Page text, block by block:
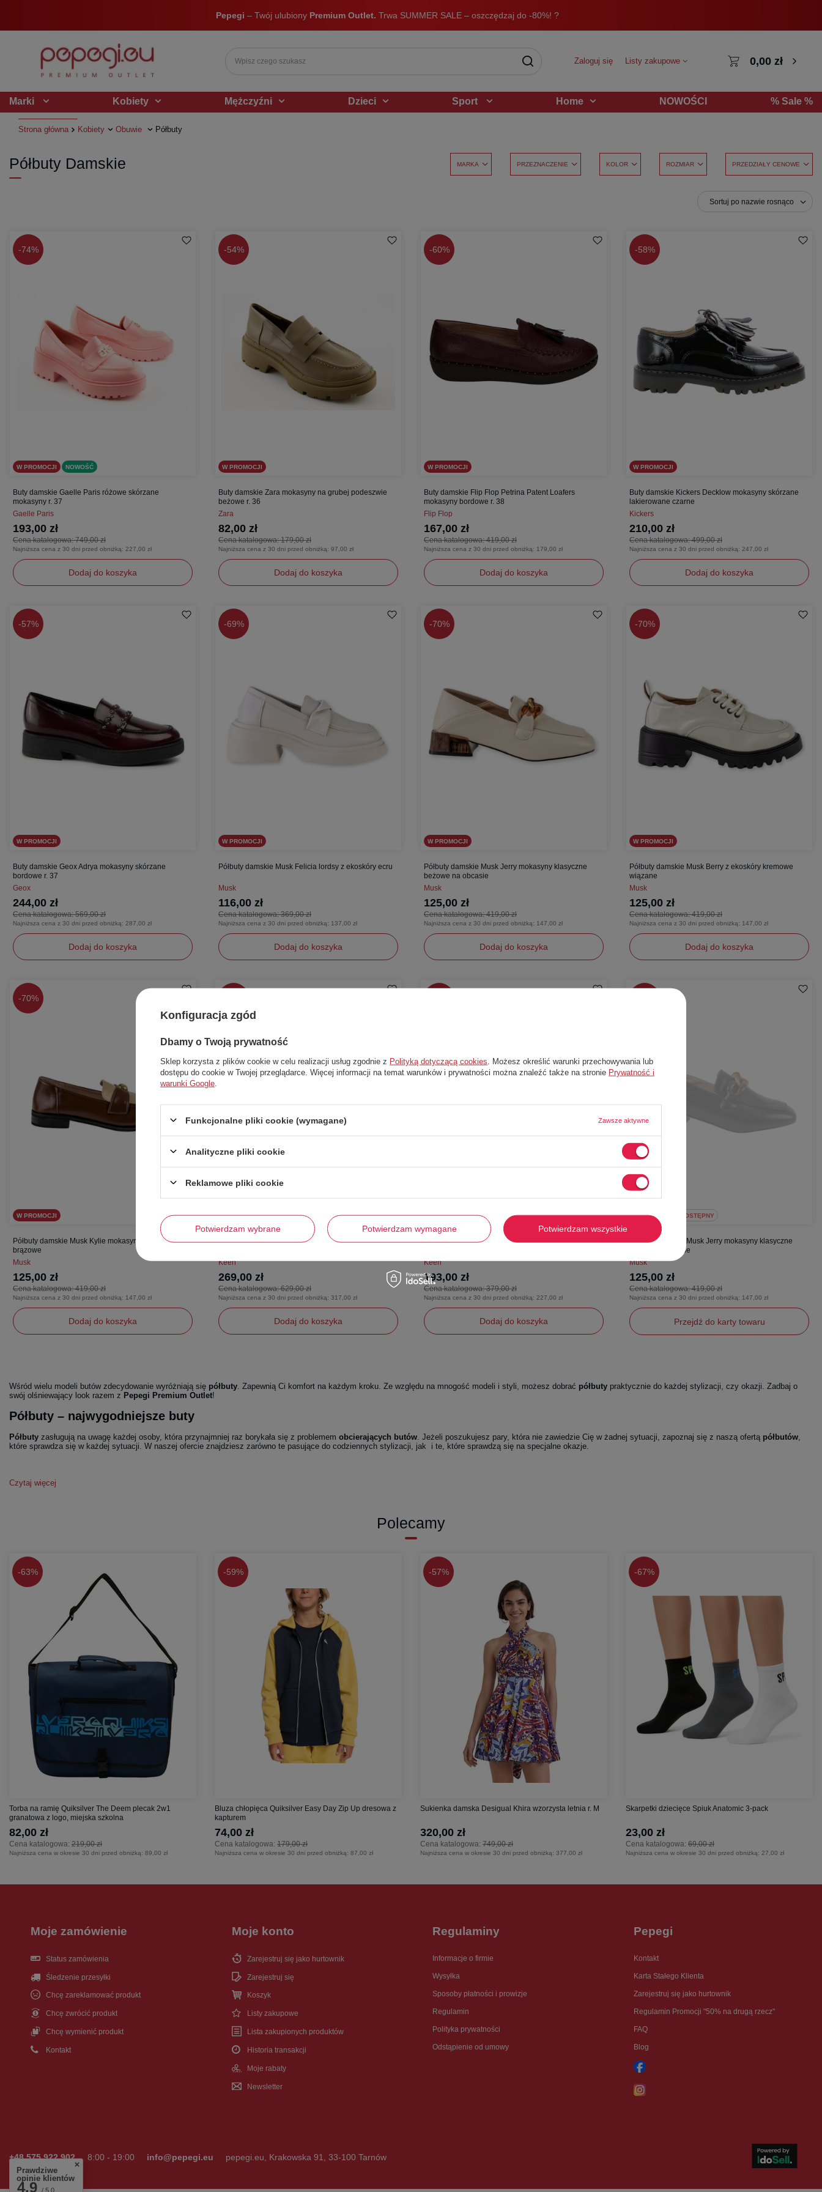
Pepegi – Twój ulubiony Premium Outlet. Trwa SUMMER SALE – oszczędzaj do -80%! ?
Zaloguj się Listy zakupowe 0,00 zł
Marki Kobiety Mężczyźni Dzieci Sport Home NOWOŚCI % Sale %
Strona główna Kobiety Obuwie Półbuty
Półbuty Damskie MARKA PRZEZNACZENIE KOLOR ROZMIAR PRZEDZIAŁY CENOWE
Sortuj po nazwie rosnąco
-74%
W PROMOCJI NOWOŚĆ
Buty damskie Gaelle Paris różowe skórzane
mokasyny r. 37
Gaelle Paris
Cena katalogowa:749,00 zł
193,00 zł
Najniższa cena z 30 dni przed obniżką: 227,00 zł
Dodaj do koszyka
37
-54%
W PROMOCJI
Buty damskie Zara mokasyny na grubej podeszwie
beżowe r. 36
Zara
Cena katalogowa:179,00 zł
82,00 zł
Najniższa cena z 30 dni przed obniżką: 97,00 zł
Dodaj do koszyka
36
-60%
W PROMOCJI
Buty damskie Flip Flop Petrina Patent Loafers
mokasyny bordowe r. 38
Flip Flop
Cena katalogowa:419,00 zł
167,00 zł
Najniższa cena z 30 dni przed obniżką: 179,00 zł
Dodaj do koszyka
38
-58%
W PROMOCJI
Buty damskie Kickers Decklow mokasyny skórzane
lakierowane czarne
Kickers
Cena katalogowa:499,00 zł
210,00 zł
Najniższa cena z 30 dni przed obniżką: 247,00 zł
Dodaj do koszyka
36
-57%
W PROMOCJI
Buty damskie Geox Adrya mokasyny skórzane
bordowe r. 37
Geox
Cena katalogowa:569,00 zł
244,00 zł
Najniższa cena z 30 dni przed obniżką: 287,00 zł
Dodaj do koszyka
37
-69%
W PROMOCJI
Półbuty damskie Musk Felicia lordsy z ekoskóry ecru
Musk
Cena katalogowa:369,00 zł
116,00 zł
Najniższa cena z 30 dni przed obniżką: 137,00 zł
Dodaj do koszyka
36 40
-70%
W PROMOCJI
Półbuty damskie Musk Jerry mokasyny klasyczne
beżowe na obcasie
Musk
Cena katalogowa:419,00 zł
125,00 zł
Najniższa cena z 30 dni przed obniżką: 147,00 zł
Dodaj do koszyka
36 38
-70%
W PROMOCJI
Półbuty damskie Musk Berry z ekoskóry kremowe
wiązane
Musk
Cena katalogowa:419,00 zł
125,00 zł
Najniższa cena z 30 dni przed obniżką: 147,00 zł
Dodaj do koszyka
36
-70%
W PROMOCJI
Półbuty damskie Musk Kylie mokasyny klasyczne
brązowe
Musk
Cena katalogowa:419,00 zł
125,00 zł
Najniższa cena z 30 dni przed obniżką: 147,00 zł
Dodaj do koszyka
W PROMOCJI
Buty damskie Keen Uneek Chukka miejskie skóra
Keen
Cena katalogowa:629,00 zł
269,00 zł
Najniższa cena z 30 dni przed obniżką: 317,00 zł
Dodaj do koszyka
W PROMOCJI
Buty miejskie damskie Keen Howser II wsuwane
Keen
Cena katalogowa:379,00 zł
193,00 zł
Najniższa cena z 30 dni przed obniżką: 227,00 zł
Dodaj do koszyka
CHWILOWO NIEDOSTĘPNY
Półbuty damskie Musk Jerry mokasyny klasyczne
czarne na obcasie
Musk
Cena katalogowa:419,00 zł
125,00 zł
Najniższa cena z 30 dni przed obniżką: 147,00 zł
Przejdź do karty towaru
Wśród wielu modeli butów zdecydowanie wyróżniają się półbuty. Zapewnią Ci komfort na każdym kroku. Ze względu na mnogość modeli i styli, możesz dobrać półbuty praktycznie do każdej stylizacji, czy okazji. Zadbaj o
swój olśniewający look razem z Pepegi Premium Outlet!
Półbuty – najwygodniejsze buty
Półbuty zasługują na uwagę każdej osoby, która przynajmniej raz borykała się z problemem obcierających butów. Jeżeli poszukujesz pary, która nie zawiedzie Cię w żadnej sytuacji, zapoznaj się z naszą ofertą półbutów,
które sprawdza się w każdej sytuacji. W naszej ofercie znajdziesz zarówno te pasujące do codziennych stylizacji, jak i te, które sprawdzą się na specjalne okazje.
Czytaj więcej
Polecamy
-63%
Torba na ramię Quiksilver The Deem plecak 2w1
granatowa z logo, miejska szkolna
Cena katalogowa: 219,00 zł
82,00 zł
Najniższa cena w okresie 30 dni przed obniżką: 89,00 zł
-59%
Bluza chłopięca Quiksilver Easy Day Zip Up dresowa z
kapturem
Cena katalogowa: 179,00 zł
74,00 zł
Najniższa cena w okresie 30 dni przed obniżką: 87,00 zł
-57%
Sukienka damska Desigual Khira wzorzysta letnia r. M
Cena katalogowa: 749,00 zł
320,00 zł
Najniższa cena w okresie 30 dni przed obniżką: 377,00 zł
-67%
Skarpetki dziecięce Spiuk Anatomic 3-pack
Cena katalogowa: 69,00 zł
23,00 zł
Najniższa cena w okresie 30 dni przed obniżką: 27,00 zł
Moje zamówienie
Status zamówienia
Śledzenie przesyłki
Chcę zareklamować produkt
Chcę zwrócić produkt
Chcę wymienić produkt
Kontakt
Moje konto
Zarejestruj się jako hurtownik
Zarejestruj się
Koszyk
Listy zakupowe
Lista zakupionych produktów
Historia transakcji
Moje rabaty
Newsletter
Regulaminy
Informacje o firmie
Wysyłka
Sposoby płatności i prowizje
Regulamin
Polityka prywatności
Odstąpienie od umowy
Pepegi
Kontakt
Karta Stałego Klienta
Zarejestruj się jako hurtownik
Regulamin Promocji "50% na drugą rzecz"
FAQ
Blog
+48 575 922 902 8:00 - 19:00 info@pepegi.eu pepegi.eu Krakowska 91 33-100 Tarnów
Prawdziwe
opinie klientów
4.9 / 5.0
Konfiguracja zgód
Dbamy o Twoją prywatność
Sklep korzysta z plików cookie w celu realizacji usług zgodnie z Polityką dotyczącą cookies . Możesz określić warunki przechowywania lub
dostępu do cookie w Twojej przeglądarce. Więcej informacji na temat warunków i prywatności można znaleźć także na stronie Prywatność i
warunki Google
Funkcjonalne pliki cookie (wymagane) Zawsze aktywne
Analityczne pliki cookie
Reklamowe pliki cookie
Potwierdzam wybrane Potwierdzam wymagane Potwierdzam wszystkie